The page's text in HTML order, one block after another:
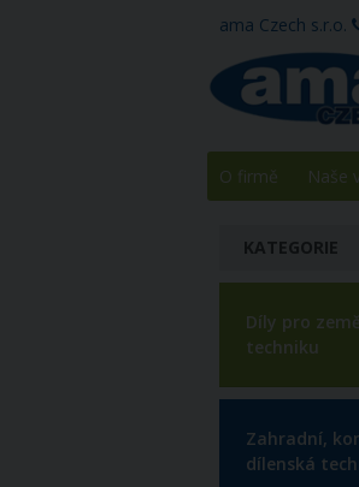
ama Czech s.r.o.
O firmě Naše
KATEGORIE
Díly pro zemědělskou
techniku
Zahradní, komunální a
dílenská